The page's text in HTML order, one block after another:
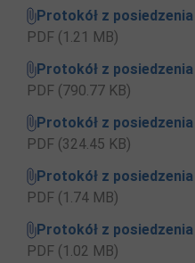
Protokół z
PDF (1.21 MB)
Protokół z
PDF (790.77 KB)
Protokół z
PDF (324.45 KB)
Protokół z
PDF (1.74 MB)
Protokół z
PDF (1.02 MB)